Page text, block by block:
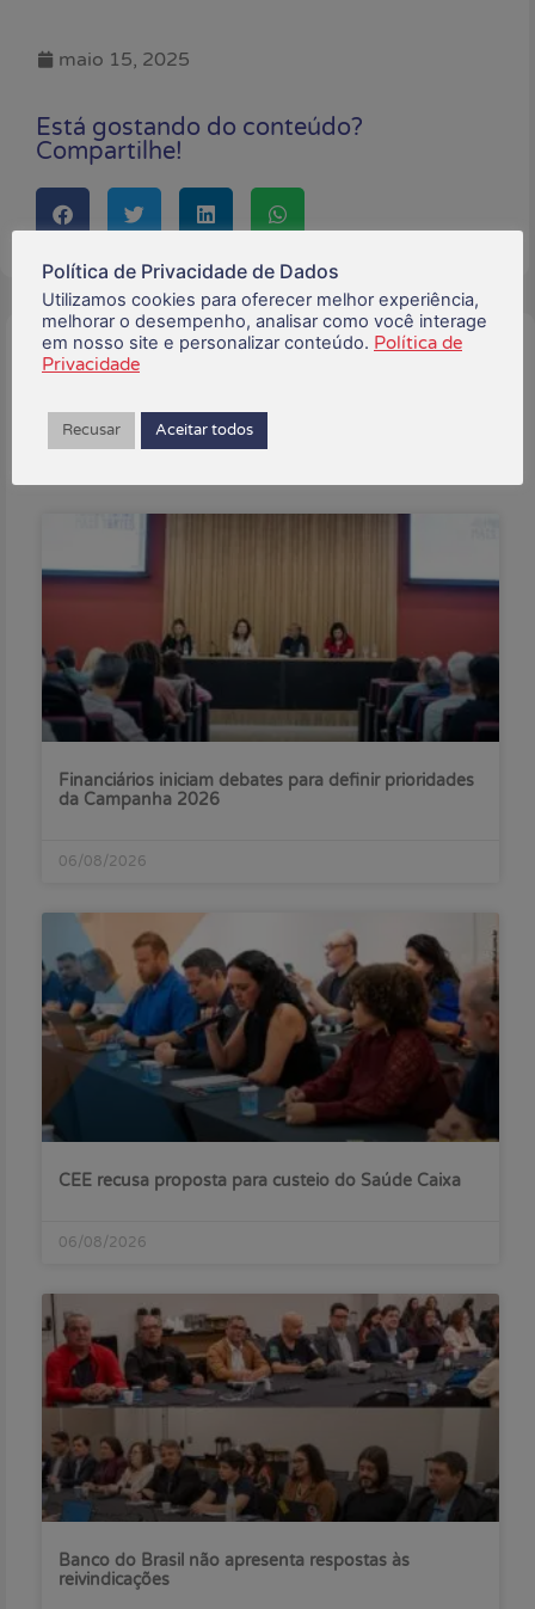
maio 15, 2025
Está gostando do conteúdo?
Compartilhe!
Buscar:
Financiários iniciam debates para definir prioridades
da Campanha 2026
06/08/2026
CEE recusa proposta para custeio do Saúde Caixa
06/08/2026
Banco do Brasil não apresenta respostas às
reivindicações
Política de Privacidade de Dados
Utilizamos cookies para oferecer melhor experiência,
melhorar o desempenho, analisar como você interage
em nosso site e personalizar conteúdo. Política de
Privacidade
Recusar Aceitar todos